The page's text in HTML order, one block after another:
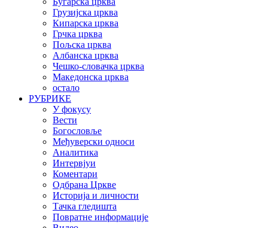
Грузијска црква
Кипарска црква
Грчка црква
Пољска црква
Албанска црква
Чешко-словачка црква
Македонска црква
остало
РУБРИКЕ
У фокусу
Вести
Богословље
Међуверски односи
Аналитика
Интервјуи
Коментари
Одбрана Цркве
Историја и личности
Тачка гледишта
Повратне информације